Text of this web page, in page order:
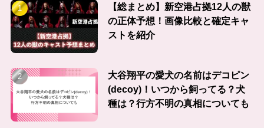
【総まとめ】新空港占拠12人の獣
の正体予想！画像比較と確定キャ
ストを紹介
大谷翔平の愛犬の名前はデコピン
(decoy)！いつから飼ってる？犬
種は？行方不明の真相についても